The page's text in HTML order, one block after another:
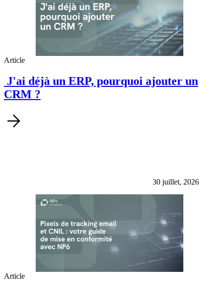
Article
J'ai déjà un ERP, pourquoi ajouter un
CRM ?
30 juillet, 2026
Article